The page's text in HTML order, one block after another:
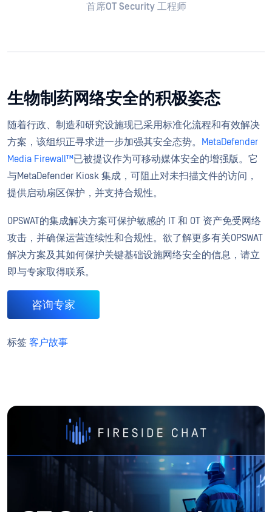
首席OT Security 工程师
生物制药网络安全的积极姿态
随着行政、制造和研究设施现已采用标准化流程和有效解决
方案，该组织正寻求进一步加强其安全态势。
MetaDefender
Media Firewall™已被提议作为可移动媒体安全的增强版。它
与MetaDefender Kiosk 集成，可阻止对未扫描文件的访问，
提供启动扇区保护，并支持合规性。
OPSWAT的集成解决方案可保护敏感的 IT 和 OT 资产免受网络
攻击，并确保运营连续性和合规性。欲了解更多有关OPSWAT
解决方案及其如何保护关键基础设施网络安全的信息，请立
即与专家取得联系。
咨询专家
标签 客户故事